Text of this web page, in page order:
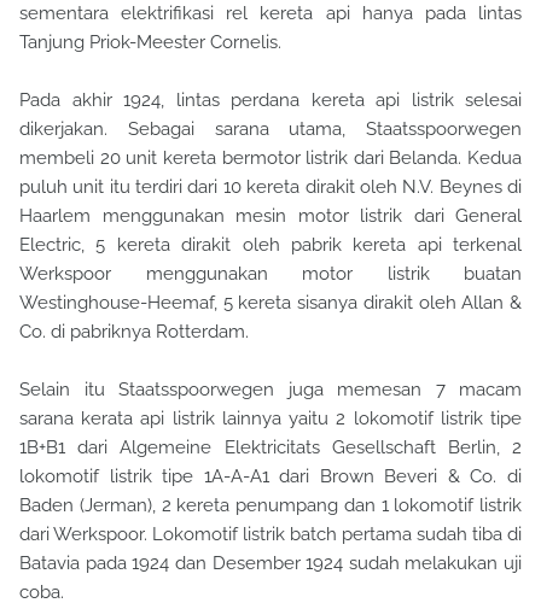
sementara elektrifikasi rel kereta api hanya pada lintas
Tanjung Priok-Meester Cornelis.
Pada akhir 1924, lintas perdana kereta api listrik selesai
dikerjakan. Sebagai sarana utama, Staatsspoorwegen
membeli 20 unit kereta bermotor listrik dari Belanda. Kedua
puluh unit itu terdiri dari 10 kereta dirakit oleh N.V. Beynes di
Haarlem menggunakan mesin motor listrik dari General
Electric, 5 kereta dirakit oleh pabrik kereta api terkenal
Werkspoor menggunakan motor listrik buatan
Westinghouse-Heemaf, 5 kereta sisanya dirakit oleh Allan &
Co. di pabriknya Rotterdam.
Selain itu Staatsspoorwegen juga memesan 7 macam
sarana kerata api listrik lainnya yaitu 2 lokomotif listrik tipe
1B+B1 dari Algemeine Elektricitats Gesellschaft Berlin, 2
lokomotif listrik tipe 1A-A-A1 dari Brown Beveri & Co. di
Baden (Jerman), 2 kereta penumpang dan 1 lokomotif listrik
dari Werkspoor. Lokomotif listrik batch pertama sudah tiba di
Batavia pada1924 dan Desember 1924 sudah melakukan uji
coba.